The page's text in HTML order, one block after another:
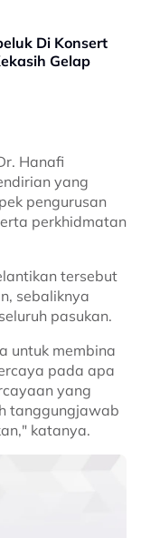
Di Konsert
Gelap
Hanafi
yang
pengurusan
perkhidmatan
tersebut
sebaliknya
pasukan.
untuk membina
pada apa
yang
tanggungjawab
katanya.